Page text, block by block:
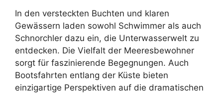
In den versteckten Buchten und klaren
Gewässern laden sowohl Schwimmer als auch
Schnorchler dazu ein, die Unterwasserwelt zu
entdecken. Die Vielfalt der Meeresbewohner
sorgt für faszinierende Begegnungen. Auch
Bootsfahrten entlang der Küste bieten
einzigartige Perspektiven auf die dramatischen